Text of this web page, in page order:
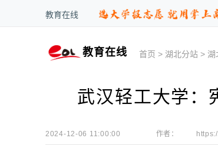
教育在线
教育在线 首页 > 湖北分站 > 湖
武汉轻工大学：
2024-12-06 11:00:00 作者：